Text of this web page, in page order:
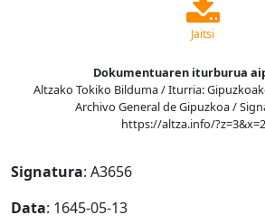
Jaitsi
Dokumentuaren iturburua
Altzako Tokiko Bilduma / Iturria:
Archivo General de Gipuzkoa /
https://altza.info/
Signatura: A3656
Data: 1645-05-13